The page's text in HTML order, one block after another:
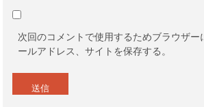
次回のコメントで使用するためブラウザー
ールアドレス、サイトを保存する。